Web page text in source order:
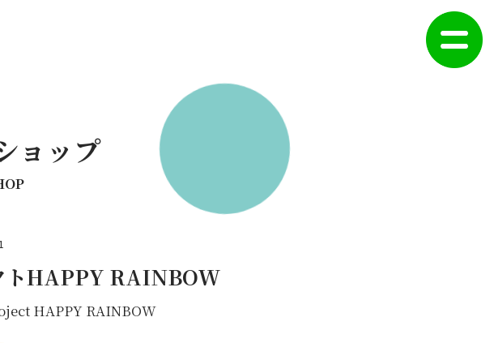
ョップ
トHAPPY RAINBOW
HAPPY RAINBOW